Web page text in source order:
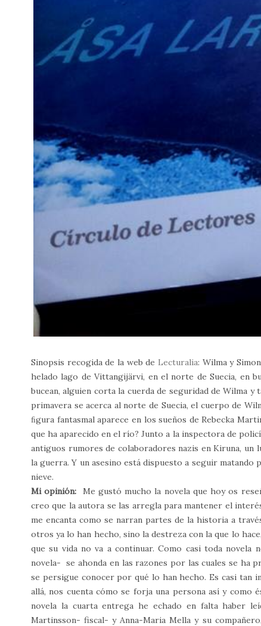
Sinopsis recogida de la web de Lecturalia: Wilma y
helado lago de Vittangijärvi, en el norte de Suecia, en
bucean, alguien corta la cuerda de seguridad de Wilma
primavera se acerca al norte de Suecia, el cuerpo de
ﬁgura fantasmal aparece en los sueños de Rebecka
que ha aparecido en el río? Junto a la inspectora de
antiguos rumores de colaboradores nazis en Kiruna,
la guerra. Y un asesino está dispuesto a seguir
nieve.
Mi opinión: Me gustó mucho la novela que hoy os
creo que la autora se las arregla para mantener el
me encanta como se narran partes de la historia a
otros ya lo han hecho, sino la destreza con la que lo
que su vida no va a continuar. Como casi toda
novela- se ahonda en las razones por las cuales se ha
se persigue conocer por qué lo han hecho. Es casi tan
allá, nos cuenta cómo se forja una persona así y como
novela la cuarta entrega he echado en falta haber
Martinsson- fiscal- y Anna-Maria Mella y su